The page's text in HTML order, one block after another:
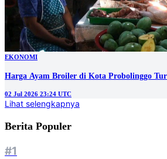
EKONOMI
Harga Ayam Broiler di Kota Probolinggo
02 Jul 2026 23:24 UTC
Lihat selengkapnya
Berita Populer
#1